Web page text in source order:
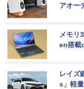
アオー
メモリ
en搭載
レイズ
s」軽